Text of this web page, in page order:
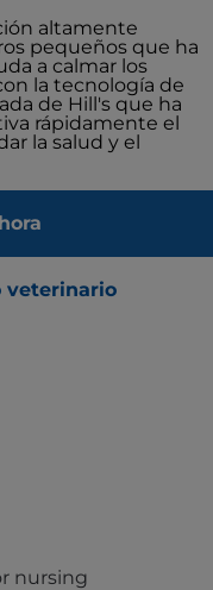
altamente
pequeños que ha
a calmar los
la tecnología de
de Hill's que ha
rápidamente el
la salud y el
veterinario
nursing